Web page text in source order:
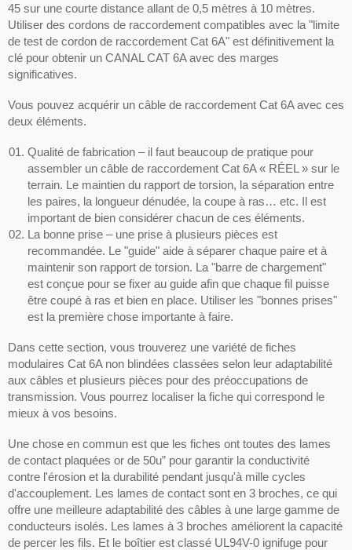
45 sur une courte distance allant de 0,5 mètres à 10 mètres.
Utiliser des cordons de raccordement compatibles avec la "limite
de test de cordon de raccordement Cat 6A" est définitivement la
clé pour obtenir un CANAL CAT 6A avec des marges
significatives.
Vous pouvez acquérir un câble de raccordement Cat 6A avec ces
deux éléments.
Qualité de fabrication – il faut beaucoup de pratique pour
assembler un câble de raccordement Cat 6A « RÉEL » sur le
terrain. Le maintien du rapport de torsion, la séparation entre
les paires, la longueur dénudée, la coupe à ras… etc. Il est
important de bien considérer chacun de ces éléments.
La bonne prise – une prise à plusieurs pièces est
recommandée. Le "guide" aide à séparer chaque paire et à
maintenir son rapport de torsion. La "barre de chargement"
est conçue pour se fixer au guide afin que chaque fil puisse
être coupé à ras et bien en place. Utiliser les "bonnes prises"
est la première chose importante à faire.
Dans cette section, vous trouverez une variété de fiches
modulaires Cat 6A non blindées classées selon leur adaptabilité
aux câbles et plusieurs pièces pour des préoccupations de
transmission. Vous pourrez localiser la fiche qui correspond le
mieux à vos besoins.
Une chose en commun est que les fiches ont toutes des lames
de contact plaquées or de 50u” pour garantir la conductivité
contre l'érosion et la durabilité pendant jusqu'à mille cycles
d'accouplement. Les lames de contact sont en 3 broches, ce qui
offre une meilleure adaptabilité des câbles à une large gamme de
conducteurs isolés. Les lames à 3 broches améliorent la capacité
de percer les fils. Et le boîtier est classé UL94V-0 ignifuge pour